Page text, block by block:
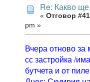
Re: Какво ще
« Отговор
pm »
Вчера отново
сс застройка /
бутчета и от